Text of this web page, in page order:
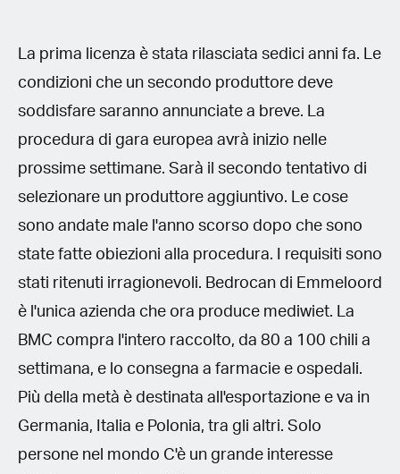
La prima licenza è stata rilasciata sedici anni fa. Le
condizioni che un secondo produttore deve
soddisfare saranno annunciate a breve. La
procedura di gara europea avrà inizio nelle
prossime settimane. Sarà il secondo tentativo di
selezionare un produttore aggiuntivo. Le cose
sono andate male l'anno scorso dopo che sono
state fatte obiezioni alla procedura. I requisiti sono
stati ritenuti irragionevoli. Bedrocan di Emmeloord
è l'unica azienda che ora produce mediwiet. La
BMC compra l'intero raccolto, da 80 a 100 chili a
settimana, e lo consegna a farmacie e ospedali.
Più della metà è destinata all'esportazione e va in
Germania, Italia e Polonia, tra gli altri. Solo
persone nel mondo C'è un grande interesse